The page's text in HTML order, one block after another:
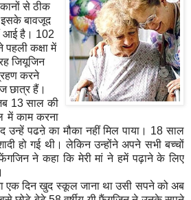
से ठीक
इसके बावजूद
आई है। 102
पहली कक्षा में
जियूजिन
करने
छात्र हैं।
13 साल की
में काम करना
पढऩे का मौका नहीं मिल पाया। 18 साल
हो गई थी। लेकिन उन्होंने अपने सभी बच्चों
ने कहा कि मेरी मां ने हमें पढ़ाने के लिए
एक दिन खुद स्कूल जाना था उसी सपने को अब